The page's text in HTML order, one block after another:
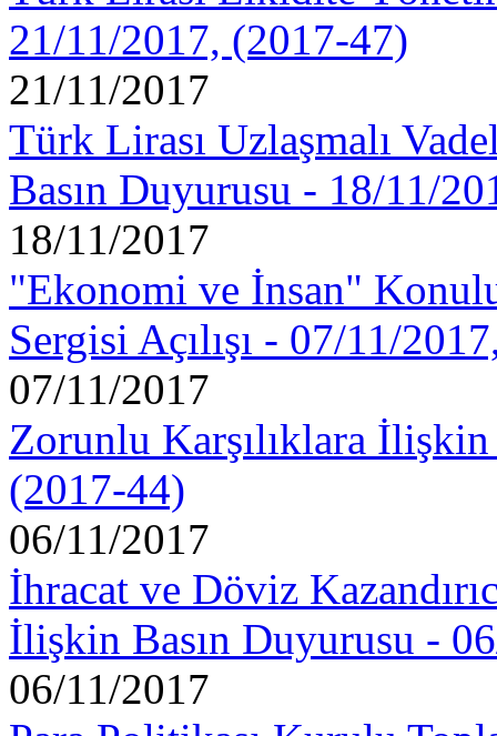
21/11/2017, (2017-47)
21/11/2017
Türk Lirası Uzlaşmalı
Basın Duyurusu - 18/11/
18/11/2017
"Ekonomi ve İnsan"
Sergisi Açılışı - 07/11/
07/11/2017
Zorunlu Karşılıklara
(2017-44)
06/11/2017
İhracat ve Döviz
İlişkin Basın Duyurusu -
06/11/2017